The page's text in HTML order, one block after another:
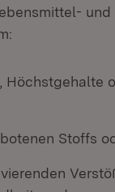
und
Höchstgehalte
Stoffs